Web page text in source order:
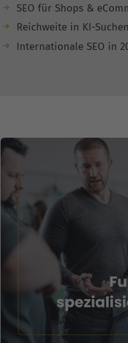
SEO für Shops &
Reichweite in KI-
Internationale SEO in